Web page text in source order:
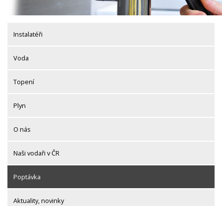
Instalatéři
Voda
Topení
Plyn
O nás
Naši vodaři v ČR
Poptávka
Aktuality, novinky